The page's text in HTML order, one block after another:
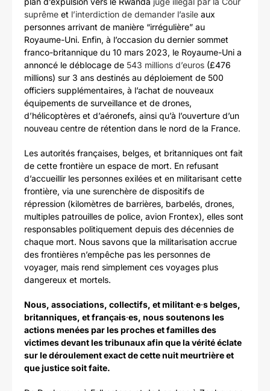
suprême et l’interdiction de demander l’asile aux
personnes arrivant de manière “irrégulière” au
Royaume-Uni. Enfin, à l’occasion du dernier sommet
franco-britannique du 10 mars 2023, le Royaume-Uni a
annoncé le déblocage de 543 millions d’euros (£476
millions) sur 3 ans destinés au déploiement de 500
officiers supplémentaires, à l’achat de nouveaux
équipements de surveillance et de drones,
d’hélicoptères et d’aéronefs, ainsi qu’à l’ouverture d’un
nouveau centre de rétention dans le nord de la France.
Les autorités françaises, belges, et britanniques ont fait
de cette frontière un espace de mort. En refusant
d’accueillir les personnes exilées et en militarisant cette
frontière, via une surenchère de dispositifs de
répression (kilomètres de barrières, barbelés, drones,
multiples patrouilles de police, avion Frontex), elles sont
responsables politiquement depuis des décennies de
chaque mort. Nous savons que la militarisation accrue
des frontières n’empêche pas les personnes de
voyager, mais rend simplement ces voyages plus
dangereux et mortels.
Nous, associations, collectifs, et militant·e·s belges,
britanniques, et français·es, nous soutenons les
actions menées par les proches et familles des
victimes devant les tribunaux afin que la vérité éclate
sur le déroulement exact de cette nuit meurtrière et
que justice soit faite.